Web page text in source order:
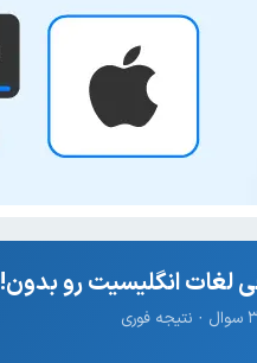
لغات انگلیسیت رو بدون!